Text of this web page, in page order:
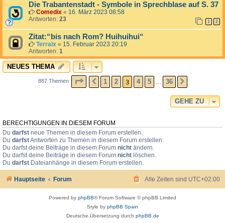
Die Trabantenstadt - Symbole in Sprechblase auf S. 37
Comedix « 16. März 2023 08:58
Antworten: 23 1 2
Zitat:“bis nach Rom? Huihuihui“
Terraix « 15. Februar 2023 20:19
Antworten: 1
NEUES THEMA
887 Themen SEITE3 VON36
VORHERIGE
1 2 3 4 5 36
GEHE ZU
BERECHTIGUNGEN IN DIESEM FORUM
Du darfst neue Themen in diesem Forum erstellen.
Du darfstAntworten zu Themen in diesem Forum erstellen.
Du darfst deine Beiträge in diesem Forum nicht ändern.
Du darfst deine Beiträge in diesem Forum nicht löschen.
Du darfst Dateianhänge in diesem Forum erstellen.
Hauptseite Forum Alle Zeiten sind UTC+02:00
Powered by phpBB® Forum Software © phpBB Limited
Style by phpBB Spain
Deutsche Übersetzung durch phpBB.de